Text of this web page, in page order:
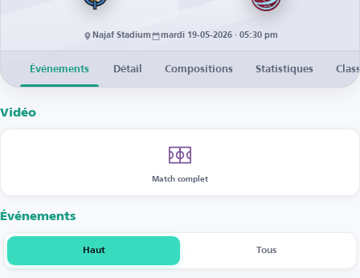
Najaf Stadium mardi 19-05-2026 · 05:30 pm
Événements Détail Compositions Statistiques
Vidéo
Match complet
Événements
Haut Tous